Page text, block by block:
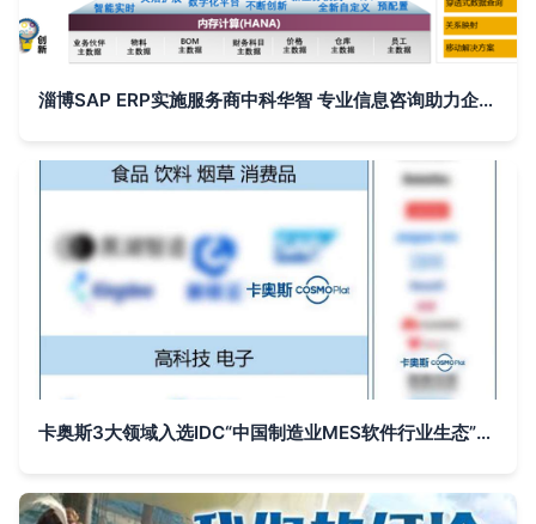
淄博SAP ERP实施服务商中科华智 专业信息咨询助力企业数字化转型
卡奥斯3大领域入选IDC“中国制造业MES软件行业生态”图谱 智能制造咨询服务再获权威认可